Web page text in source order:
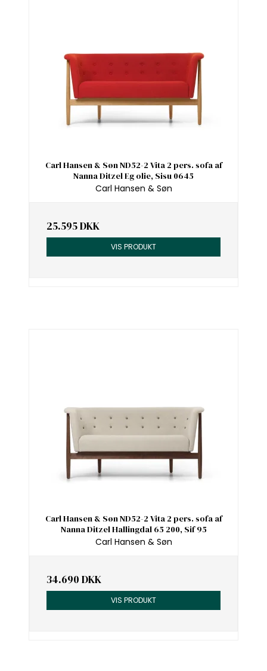
Carl Hansen & Søn ND52-2 Vita 2 pers. sofa af
Nanna Ditzel Eg olie, Sisu 0645
Carl Hansen & Søn
25.595 DKK
VIS PRODUKT
Carl Hansen & Søn ND52-2 Vita 2 pers. sofa af
Nanna Ditzel Hallingdal 65 200, Sif 95
Carl Hansen & Søn
34.690 DKK
VIS PRODUKT